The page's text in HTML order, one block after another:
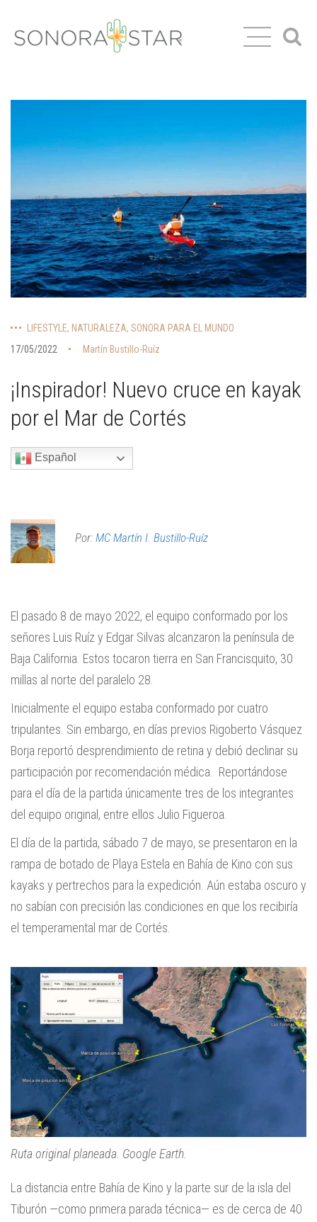
LIFESTYLE, NATURALEZA, SONORA PARA EL MUNDO
17/05/2022
Martín Bustillo-Ruíz
¡Inspirador! Nuevo cruce en kayak
por el Mar de Cortés
Español
Por:MC Martín I. Bustillo-Ruíz
El pasado 8 de mayo 2022, el equipo conformado por los
señores Luis Ruíz y Edgar Silvas alcanzaron la península de
Baja California. Estos tocaron tierra en San Francisquito, 30
millas al norte del paralelo 28.
Inicialmente el equipo estaba conformado por cuatro
tripulantes. Sin embargo, en días previos Rigoberto Vásquez
Borja reportó desprendimiento de retina y debió declinar su
participación por recomendación médica. Reportándose
para el día de la partida únicamente tres de los integrantes
del equipo original, entre ellos Julio Figueroa.
El día de la partida, sábado 7 de mayo, se presentaron en la
rampa de botado de Playa Estela en Bahía de Kino con sus
kayaks y pertrechos para la expedición. Aún estaba oscuro y
no sabían con precisión las condiciones en que los recibiría
el temperamental mar de Cortés.
Ruta original planeada. Google Earth.
La distancia entre Bahía de Kino y la parte sur de la isla del
Tiburón —como primera parada técnica— es de cerca de 40